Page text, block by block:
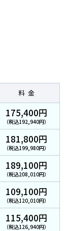
料金
175,400円
（税込192,940円）
181,800円
（税込199,980円）
189,100円
（税込208,010円）
109,100円
（税込120,010円）
115,400円
（税込126,940円）